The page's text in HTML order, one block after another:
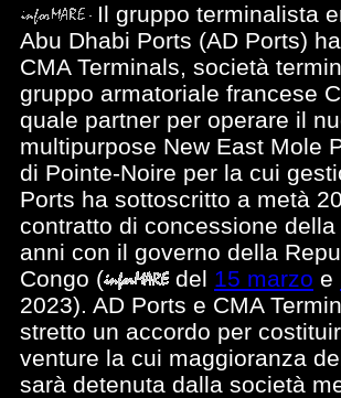
Il gruppo terminalista
Abu Dhabi Ports (AD Ports)
CMA Terminals, società
gruppo armatoriale francese
quale partner per operare il
multipurpose New East Mole
di Pointe-Noire per la cui
Ports ha sottoscritto a metà
contratto di concessione
anni con il governo della
Congo ( del 15 marzo e
2023). AD Ports e CMA
stretto un accordo per
venture la cui maggioranza
sarà detenuta dalla società